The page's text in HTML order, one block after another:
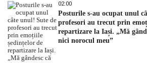
02:00
Posturile s-au ocupat unul
profesori au trecut prin
repartizare la Iași. „Mă
nici norocul meu”